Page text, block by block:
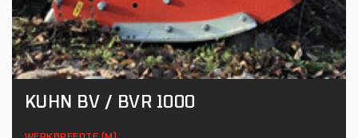
KUHN BV / BVR 1000
WERKBREEDTE (M)